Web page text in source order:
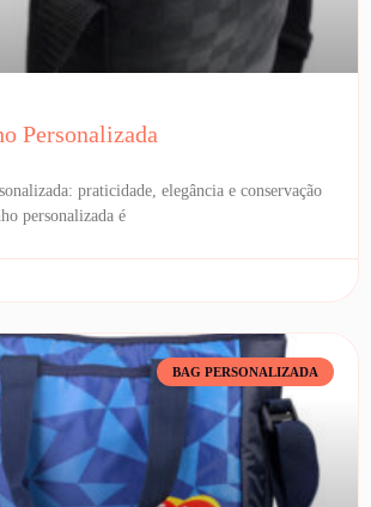
Personalizada
praticidade, elegância e conservação
personalizada é
BAG PERSONALIZADA